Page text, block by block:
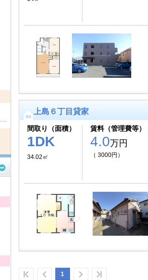
上島６丁目貸家
間取り（面積）
1DK
34.02㎡
賃料（管理費等）
4.0万円
（ 3000円）
1